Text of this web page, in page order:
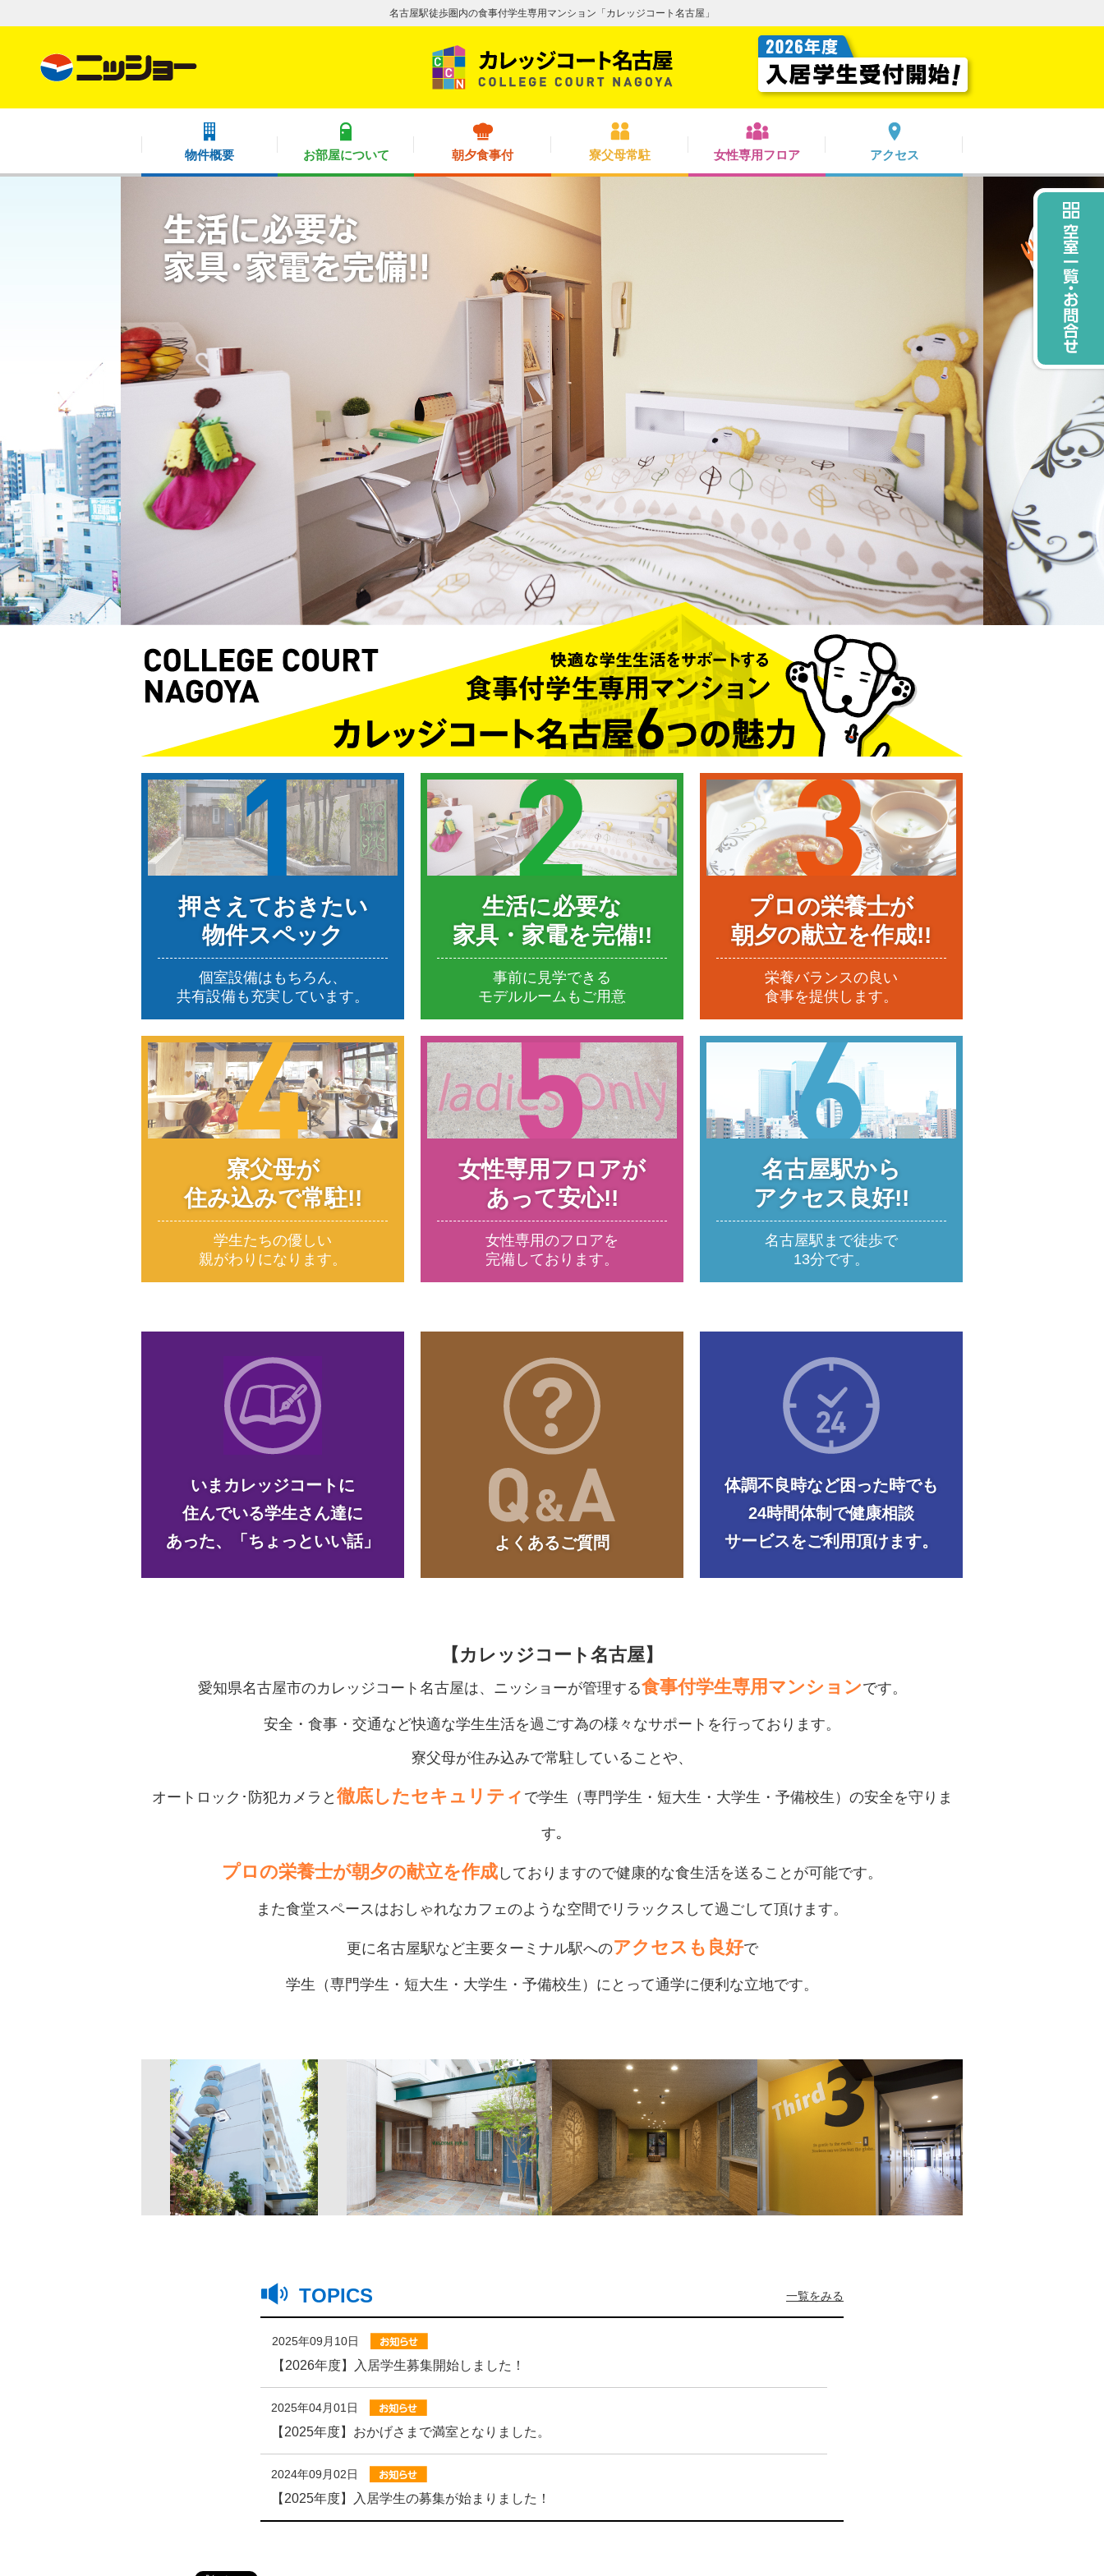
名古屋駅徒歩圏内の食事付学生専用マンション「カレッジコート名古屋」
物件概要 お部屋について 朝夕食事付 寮父母常駐 女性専用フロア アクセス
押さえておきたい
物件スペック
個室設備はもちろん、
共有設備も充実しています。
生活に必要な
家具・家電を完備!!
事前に見学できる
モデルルームもご用意
プロの栄養士が
朝夕の献立を作成!!
栄養バランスの良い
食事を提供します。
寮父母が
住み込みで常駐!!
学生たちの優しい
親がわりになります。
女性専用フロアが
あって安心!!
女性専用のフロアを
完備しております。
名古屋駅から
アクセス良好!!
名古屋駅まで徒歩で
13分です。
いまカレッジコートに
住んでいる学生さん達に
あった、「ちょっといい話」
よくあるご質問
体調不良時など困った時でも
24時間体制で健康相談
サービスをご利用頂けます。
【カレッジコート名古屋】
愛知県名古屋市のカレッジコート名古屋は、 ニッショーが管理する食事付学生専用マンションです。
安全・食事・交通など快適な学生生活を過ごす為の様々なサポートを行っております。
寮父母が住み込みで常駐していることや、
オートロック･防犯カメラと 徹底したセキュリティ で学生（専門学生・短大生・大学生・予備校生）の安全を守りま
す｡
プロの栄養士が朝夕の献立を作成 しておりますので健康的な食生活を送ることが可能です。
また食堂スペースはおしゃれなカフェのような空間でリラックスして過ごして頂けます。
更に名古屋駅など主要ターミナル駅へのアクセスも良好で
学生（専門学生・短大生・大学生・予備校生） にとって通学に便利な立地です。
TOPICS 一覧をみる
2025年09月10日
【2026年度】入居学生募集開始しました！
2025年04月01日
【2025年度】おかげさまで満室となりました。
2024年09月02日
【2025年度】入居学生の募集が始まりました！